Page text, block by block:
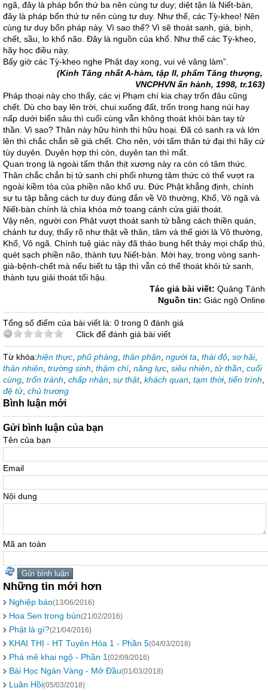
ngã, đây là pháp bổn thứ ba nên cùng tư duy; diệt tận là Niết-bàn,
đây là pháp bổn thứ tư nên cùng tư duy. Như thế, các Tỳ-kheo! Nên
cùng tư duy bốn pháp này. Vì sao thế? Vì sẽ thoát sanh, già, bịnh,
chết, sầu, lo khổ não. Ðây là nguồn của khổ. Như thế các Tỳ-kheo,
hãy học điều này.
Bấy giờ các Tỳ-kheo nghe Phật dạy xong, vui vẻ vâng làm”.
(Kinh Tăng nhất A-hàm, tập II, phẩm Tăng thượng,
VNCPHVN ấn hành, 1998, tr.163)
Pháp thoại này cho thấy, các vị Phạm chí kia chạy trốn đâu cũng
chết. Dù cho bay lên trời, chui xuống đất, trốn trong hang núi hay
nấp dưới biển sâu thì cuối cùng vẫn không thoát khỏi bàn tay tử
thần. Vì sao? Thân này hữu hình thì hữu hoại. Đã có sanh ra và lớn
lên thì chắc chắn sẽ già chết. Cho nên, với tấm thân tứ đại thì hãy cứ
tùy duyên. Duyên hợp thì còn, duyên tan thì mất.
Quan trọng là ngoài tấm thân thịt xương này ra còn có tâm thức.
Thân chắc chắn bị tử sanh chi phối nhưng tâm thức có thể vượt ra
ngoài kiềm tỏa của phiền não khổ ưu. Đức Phật khẳng định, chính
sự tu tập bằng cách tư duy đúng đắn về Vô thường, Khổ, Vô ngã và
Niết-bàn chính là chìa khóa mở toang cánh cửa giải thoát.
Vậy nên, người con Phật vượt thoát sanh tử bằng cách thiền quán,
chánh tư duy, thấy rõ như thật về thân, tâm và thế giới là Vô thường,
Khổ, Vô ngã. Chính tuệ giác này đã tháo bung hết thảy mọi chấp thủ,
quét sạch phiền não, thành tựu Niết-bàn. Mới hay, trong vòng sanh-
già-bệnh-chết mà nếu biết tu tập thì vẫn có thể thoát khỏi tử sanh,
thành tựu giải thoát tối hậu.
Tác giả bài viết: Quảng Tánh
Nguồn tin: Giác ngộ Online
Tổng số điểm của bài viết là: 0 trong 0 đánh giá
Click để đánh giá bài viết
Từ khóa:hiện thực phũ phàng thân phận người ta thái độ sợ hãi,
thản nhiên trường sinh thậm chí, năng lực siêu nhiên tử thần cuối
cùng trốn tránh chấp nhận sự thật, khách quan tạm thời, tiến trình
đệ tử, chủ trương
Bình luận mới
Gửi bình luận của bạn
Tên của bạn
Email
Nội dung
Mã an toàn
Những tin mới hơn
Nghiệp báo(13/06/2016)
Hoa Sen trong bùn(21/02/2016)
Phật là gì?(21/04/2016)
KHAI THỊ - HT Tuyên Hóa 1 - Phần 5(04/03/2018)
Phá mê khai ngộ - Phần 1 (02/09/2016)
Bài Học Ngàn Vàng - Mở Đầu(01/03/2018)
Luân Hồi(05/03/2018)